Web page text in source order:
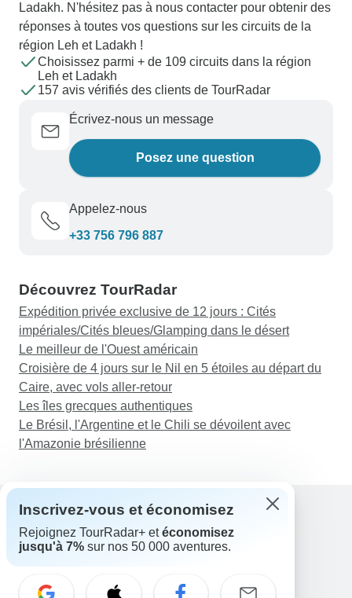
Ladakh. N'hésitez pas à nous contacter pour obtenir des
réponses à toutes vos questions sur les circuits de la
région Leh et Ladakh !
Choisissez parmi + de 109 circuits dans la région
Leh et Ladakh
157 avis vérifiés des clients de TourRadar
Écrivez-nous un message
Posez une question
Appelez-nous
+33 756 796 887
Découvrez TourRadar
Expédition privée exclusive de 12 jours : Cités
impériales/Cités bleues/Glamping dans le désert
Le meilleur de l'Ouest américain
Croisière de 4 jours sur le Nil en 5 étoiles au départ du
Caire, avec vols aller-retour
Les îles grecques authentiques
Le Brésil, l'Argentine et le Chili se dévoilent avec
l'Amazonie brésilienne
Assistance
Contactez-nous
E-mail: support@tourradar.com
Inscrivez-vous et économisez
Rejoignez TourRadar+ etéconomisez
jusqu'à 7% sur nos 50 000 aventures.